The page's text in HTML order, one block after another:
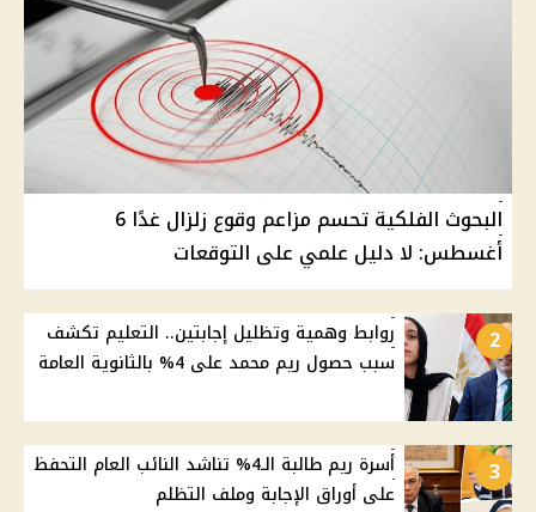
البحوث الفلكية تحسم مزاعم وقوع زلزال غدًا 6
أغسطس: لا دليل علمي على التوقعات
2
روابط وهمية وتظليل إجابتين.. التعليم تكشف
سبب حصول ريم محمد على 4% بالثانوية العامة
3
أسرة ريم طالبة الـ4% تناشد النائب العام التحفظ
على أوراق الإجابة وملف التظلم